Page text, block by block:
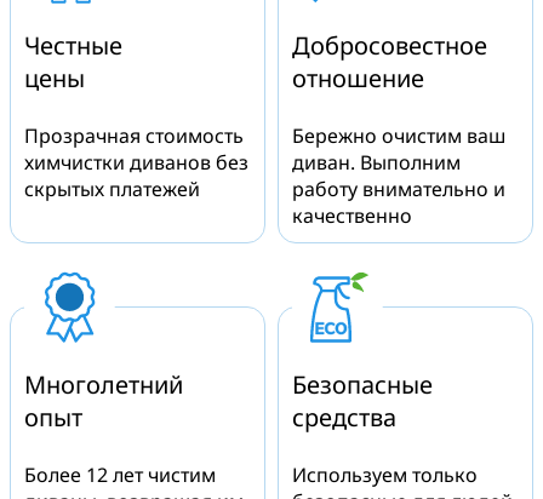
Честные
цены
Прозрачная стоимость
химчистки диванов без
скрытых платежей
Добросовестное
отношение
Бережно очистим ваш
диван. Выполним
работу внимательно и
качественно
Многолетний
опыт
Более 12 лет чистим
Безопасные
средства
Используем только